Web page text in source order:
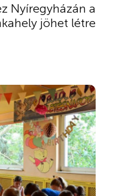
Nyíregyházán a
jöhet létre